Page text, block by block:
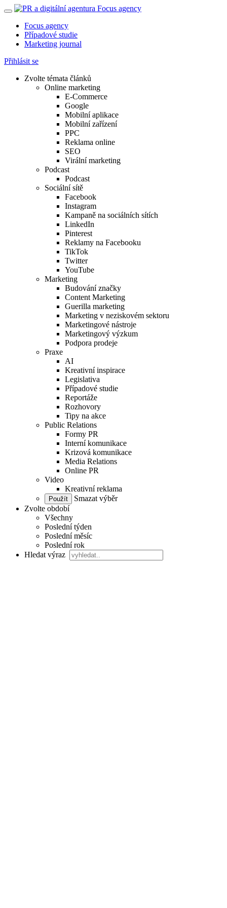
Focus agency
Případové studie
Marketing journal
Přihlásit se
Zvolte témata článků
Online marketing
E-Commerce
Google
Mobilní aplikace
Mobilní zařízení
PPC
Reklama online
SEO
Virální marketing
Podcast
Podcast
Sociální sítě
Facebook
Instagram
Kampaně na sociálních sítích
LinkedIn
Pinterest
Reklamy na Facebooku
TikTok
Twitter
YouTube
Marketing
Budování značky
Content Marketing
Guerilla marketing
Marketing v neziskovém sektoru
Marketingové nástroje
Marketingový výzkum
Podpora prodeje
Praxe
AI
Kreativní inspirace
Legislativa
Případové studie
Reportáže
Rozhovory
Tipy na akce
Public Relations
Formy PR
Interní komunikace
Krizová komunikace
Media Relations
Online PR
Video
Kreativní reklama
Smazat výběr
Zvolte období
Všechny
Poslední týden
Poslední měsíc
Poslední rok
Hledat výraz